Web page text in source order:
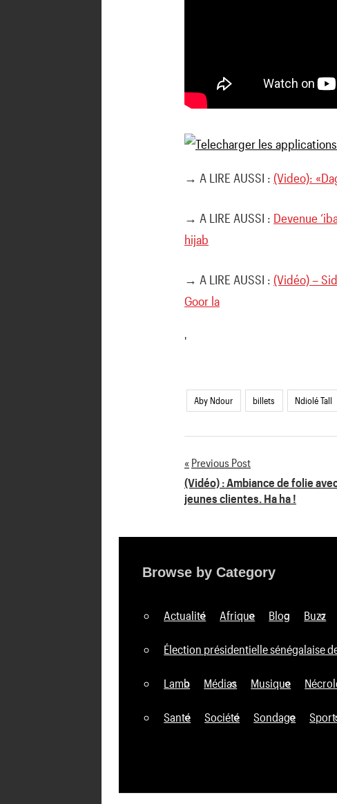
→ A LIRE AUSSI : (Video):
→ A LIRE AUSSI : Devenue
hijab
→ A LIRE AUSSI : (Vidéo) –
Goor la
'
Aby Ndour billets Ndiolé Tall
Navigation
de
l’article
Previous Post
(Vidéo) : Ambiance de folie
jeunes clientes. Ha ha !
Browse by Category
Actualité Afrique Blog Buzz
Élection présidentielle sénégalaise
Lamb Médias Musique
Santé Société Sondage